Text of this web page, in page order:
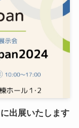
出展いたします